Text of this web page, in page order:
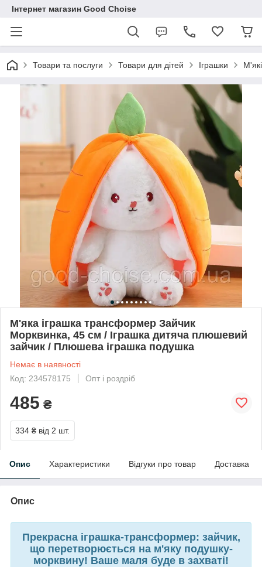
Інтернет магазин Good Choise
Товари та послуги Товари для дітей Іграшки
М'яка іграшка трансформер Зайчик
Морквинка, 45 см / Іграшка дитяча плюшевий
зайчик / Плюшева іграшка подушка
Немає в наявності
Код: 234578175
Опт і роздріб
485 ₴
334 ₴ від 2 шт.
Опис Характеристики Відгуки про товар Доставка
Опис
Прекрасна іграшка-трансформер: зайчик,
що перетворюється на м'яку подушку-
морквину! Ваше маля буде в захваті!